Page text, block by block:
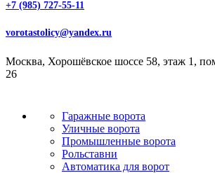
+7 (985) 727-55-11
vorotastolicy@yandex.ru
Москва, Хорошёвское шоссе 58, этаж 1,
26
Гаражные ворота
Уличные ворота
Промышленные ворота
Рольставни
Автоматика для ворот